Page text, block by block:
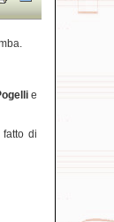
e
fatto di